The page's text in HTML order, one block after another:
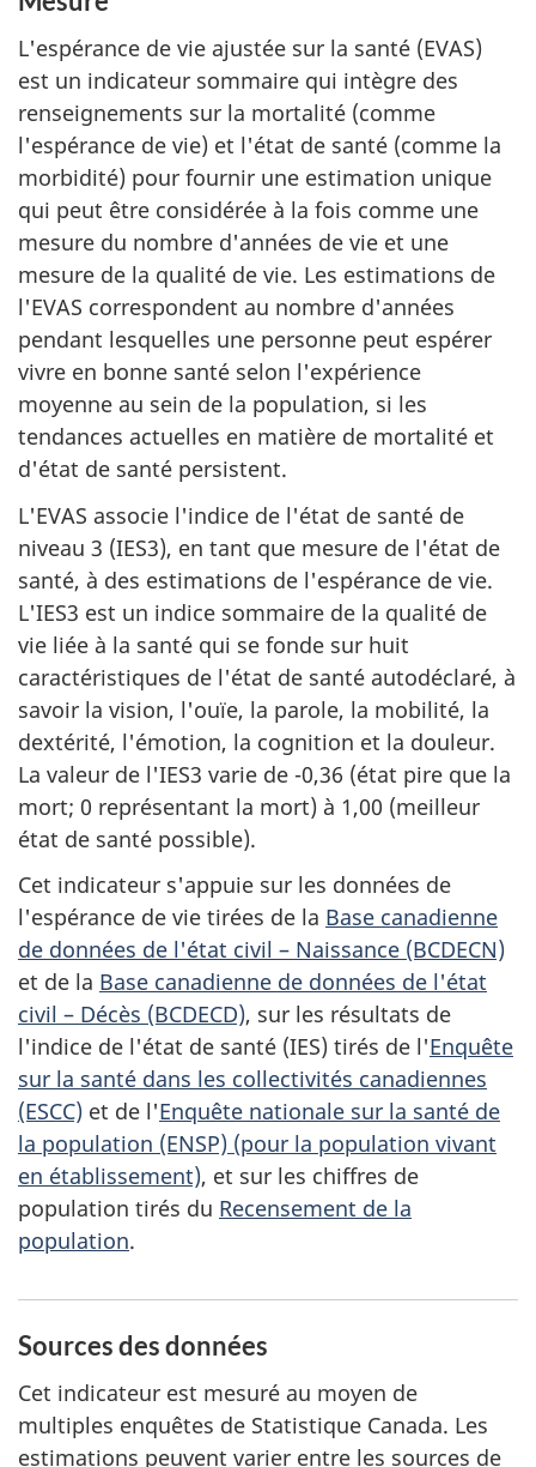
L'espérance de vie ajustée sur la santé (EVAS)
est un indicateur sommaire qui intègre des
renseignements sur la mortalité (comme
l'espérance de vie) et l'état de santé (comme la
morbidité) pour fournir une estimation unique
qui peut être considérée à la fois comme une
mesure du nombre d'années de vie et une
mesure de la qualité de vie. Les estimations de
l'EVAS correspondent au nombre d'années
pendant lesquelles une personne peut espérer
vivre en bonne santé selon l'expérience
moyenne au sein de la population, si les
tendances actuelles en matière de mortalité et
d'état de santé persistent.
L'EVAS associe l'indice de l'état de santé de
niveau 3 (IES3), en tant que mesure de l'état de
santé, à des estimations de l'espérance de vie.
L'IES3 est un indice sommaire de la qualité de
vie liée à la santé qui se fonde sur huit
caractéristiques de l'état de santé autodéclaré, à
savoir la vision, l'ouïe, la parole, la mobilité, la
dextérité, l'émotion, la cognition et la douleur.
La valeur de l'IES3 varie de -0,36 (état pire que la
mort; 0 représentant la mort) à 1,00 (meilleur
état de santé possible).
Cet indicateur s'appuie sur les données de
l'espérance de vie tirées de la Base canadienne
de données de l'état civil – Naissance (BCDECN)
et de la Base canadienne de données de l'état
civil – Décès (BCDECD), sur les résultats de
l'indice de l'état de santé (IES) tirés de l'Enquête
sur la santé dans les collectivités canadiennes
(ESCC) et de l'Enquête nationale sur la santé de
la population (ENSP) (pour la population vivant
en établissement), et sur les chiffres de
population tirés du Recensement de la
population.
Sources des données
Cet indicateur est mesuré au moyen de
multiples enquêtes de Statistique Canada. Les
estimations peuvent varier entre les sources de